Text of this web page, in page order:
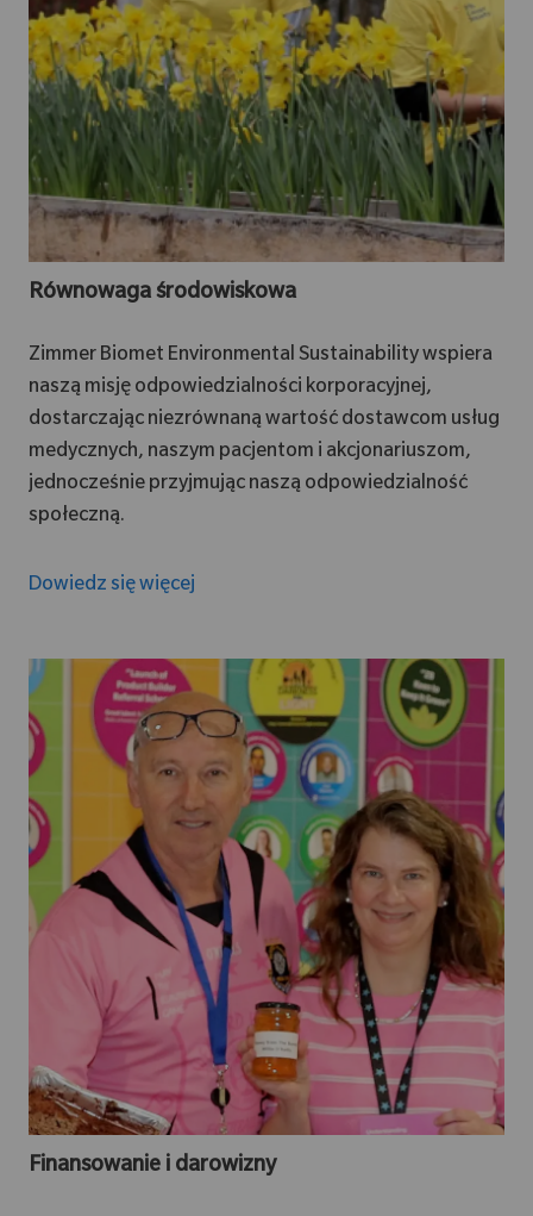
Równowaga środowiskowa
Zimmer Biomet Environmental Sustainability wspiera
naszą misję odpowiedzialności korporacyjnej,
dostarczając niezrównaną wartość dostawcom usług
medycznych, naszym pacjentom i akcjonariuszom,
jednocześnie przyjmując naszą odpowiedzialność
społeczną.
Dowiedz się więcej
Finansowanie i darowizny